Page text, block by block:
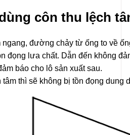
côn thu lệch
đường chảy từ ống to về
đọng lưa chất. Dẫn đến không
báo cho lô sản xuất sau.
tâm thì sẽ không bị tồn đọng dung